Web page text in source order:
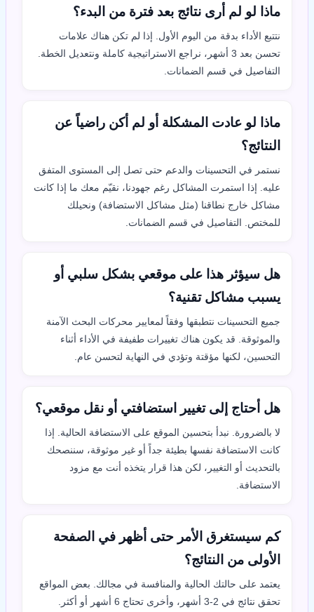
ماذا لو لم أرى نتائج بعد فترة من البدء؟
نتتبع الأداء بدقة من اليوم الأول. إذا لم تكن هناك علامات
تحسن بعد 3 أشهر، نراجع الاستراتيجية كاملة ونتعديل الخطة.
التفاصيل في قسم الضمانات.
ماذا لو عادت المشكلة أو لم أكن راضياً عن
النتائج؟
نستمر في التحسينات والدعم حتى تصل إلى المستوى المتفق
عليه. إذا استمرت المشاكل رغم جهودنا، نقيّم معك ما إذا كانت
مشاكل خارج نطاقنا (مثل مشاكل الاستضافة) ونحيلك
للمختص. التفاصيل في قسم الضمانات.
هل سيؤثر هذا على موقعي بشكل سلبي أو
يسبب مشاكل تقنية؟
جميع التحسينات نتطبقها وفقاً لمعايير محركات البحث الآمنة
والموثوقة. قد يكون هناك تغييرات طفيفة في الأداء أثناء
التحسين، لكنها مؤقتة وتؤدي في النهاية لتحسن عام.
هل أحتاج إلى تغيير استضافتي أو نقل موقعي؟
لا بالضرورة. نبدأ بتحسين الموقع على الاستضافة الحالية. إذا
كانت الاستضافة نفسها بطيئة جداً أو غير موثوقة، سننصحك
بالتحديث أو التغيير، لكن هذا قرار يتخذه أنت مع مزود
الاستضافة.
كم سيستغرق الأمر حتى أظهر في الصفحة
الأولى من النتائج؟
يعتمد على حالتك الحالية والمنافسة في مجالك. بعض المواقع
تحقق نتائج في 2-3 أشهر، وأخرى تحتاج 6 أشهر أو أكثر.